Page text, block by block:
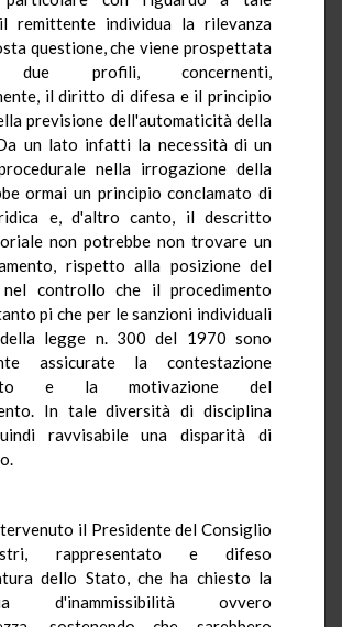
il remittente individua la rilevanza
questione, che viene prospettata
due profili, concernenti,
il diritto di difesa e il principio
previsione dell'automaticità della
un lato infatti la necessità di un
nella irrogazione della
ormai un principio conclamato di
e, d'altro canto, il descritto
non potrebbe non trovare un
rispetto alla posizione del
nel controllo che il procedimento
pi che per le sanzioni individuali
legge n. 300 del 1970 sono
assicurate la contestazione
e la motivazione del
In tale diversità di disciplina
ravvisabile una disparità di
il Presidente del Consiglio
rappresentato e difeso
dello Stato, che ha chiesto la
d'inammissibilità ovvero